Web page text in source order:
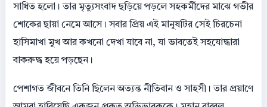
সাধিত হলো। তার মৃত্যুসংবাদ ছড়িয়ে পড়লে সহকর্মীদের মাঝে গভীর
শোকের ছায়া নেমে আসে। সবার প্রিয় এই মানুষটির সেই চিরচেনা
হাসিমাখা মুখ আর কখনো দেখা যাবে না, যা ভাবতেই সহযোদ্ধারা
বাকরুদ্ধ হয়ে পড়ছেন।
​পেশাগত জীবনে তিনি ছিলেন অত্যন্ত নীতিবান ও সাহসী। তার প্রয়াণে